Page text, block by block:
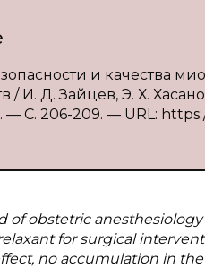
и качества
И. Д. Зайцев, Э. Х.
206-209. — URL:
of obstetric
for surgical
no accumulation in